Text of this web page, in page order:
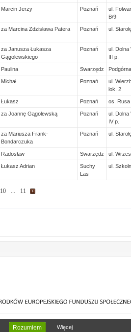
Marcin Jerzy Poznań
ul.
B/9
za Marcina Zdzisława Patera Poznań ul.
za Janusza Łukasza
Gągolewskiego
Poznań
ul. Dolna
III p.
Paulina Swarzędz
Michał Poznań
ul.
lok. 2
Łukasz Poznań os. Rusa
za Joannę Gągolewską Poznań
ul. Dolna
IV p.
za Mariusza Frank-
Bondarczuka
Poznań ul.
Radosław Swarzędz ul.
Łukasz Adrian
Suchy
Las
ul.
10 ... 11
Rozumiem Więcej